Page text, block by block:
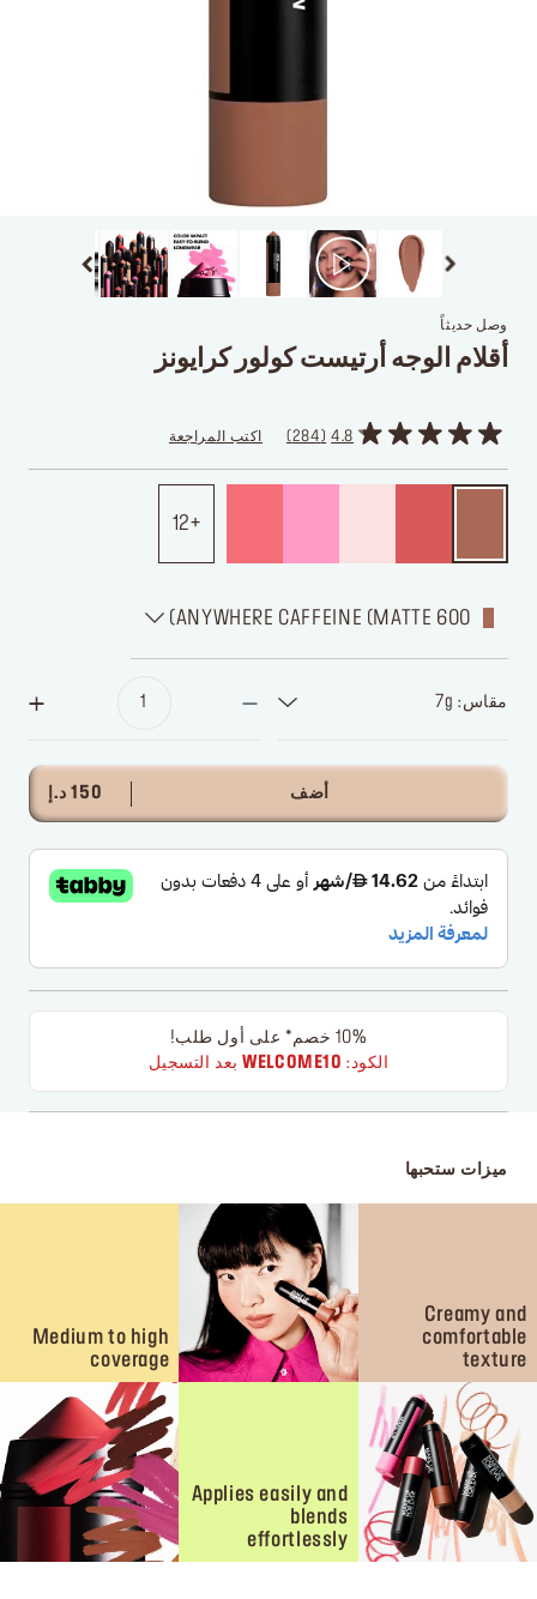
وصل حديثاً
أقلام الوجه أرتيست كولور كرايونز
4.8
284 اكتب المراجعة
12
600 ANYWHERE CAFFEINE (MATTE)
مقاس: 7g
أضف 150 د.إ
10% خصم* على أول طلب!
الكود: WELCOME10بعد التسجيل
ميزات ستحبها
Creamy and
comfortable
texture
Medium to high
coverage
Applies easily and
blends
effortlessly